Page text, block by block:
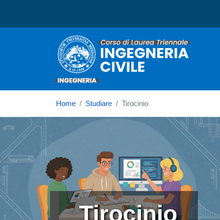
Corso di laurea in
Home Studiare Tirocinio
Immagine
Tirocinio